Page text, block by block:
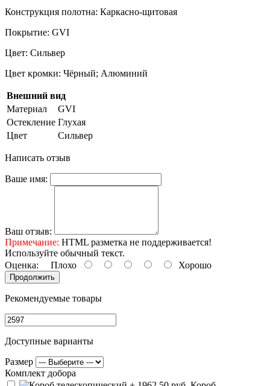
Конструкция полотна: Каркасно-щитовая
Покрытие: GVI
Цвет: Сильвер
Цвет кромки: Чёрный; Алюминий
Внешний вид
Материал
GVI
Остекление Глухая
Цвет
Сильвер
Написать отзыв
Ваше имя:
Ваш отзыв:
Примечание: HTML разметка не поддерживается!
Используйте обычный текст.
Оценка: Плохо Хорошо
Продолжить
Рекомендуемые товары
Доступные варианты
Размер
Комплект добора